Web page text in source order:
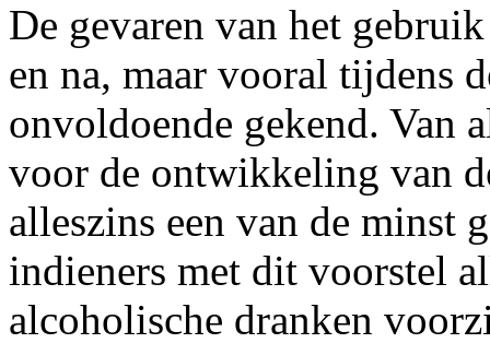
De gevaren van het
en na, maar vooral tijdens
onvoldoende gekend. Van
voor de ontwikkeling van
alleszins een van de minst
indieners met dit voorstel
alcoholische dranken